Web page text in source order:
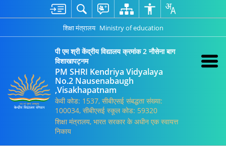
शिक्षा मंत्रालय Ministry of education
पी एम श्री केंद्रीय विद्यालय क्रमांक 2 नौसेना बाग
विशाखापट्नम
PM SHRI Kendriya Vidyalaya
No.2 Nausenabaugh
,Visakhapatnam
केवी कोड: 1537, सीबीएसई संबद्धता संख्या:
100034, सीबीएसई स्कूल कोड: 59320
शिक्षा मंत्रालय, भारत सरकार के अधीन एक स्वायत्त
निकाय